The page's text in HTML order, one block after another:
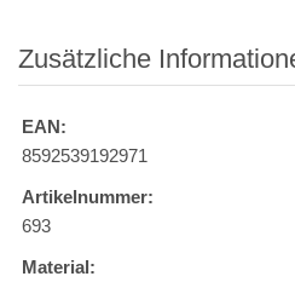
Zusätzliche
EAN:
8592539192971
Artikelnummer:
693
Material: